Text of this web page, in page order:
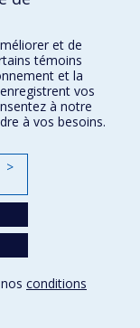
et de
témoins
et la
vos
à notre
à vos besoins.
>
conditions